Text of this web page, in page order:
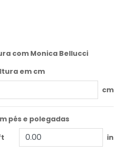
com Monica Bellucci
em cm
cm
pés e polegadas
in